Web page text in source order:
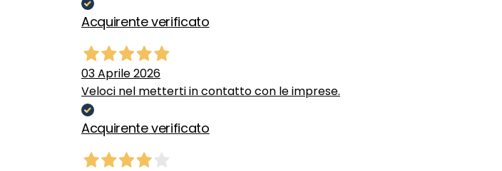
Acquirente verificato
03 Aprile 2026
Veloci nel metterti in contatto con le imprese.
Acquirente verificato